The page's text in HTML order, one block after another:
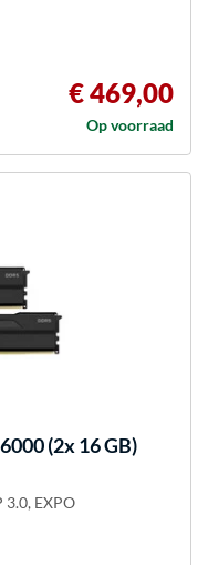
€ 469,00
Op voorraad
(2x 16 GB)
EXPO